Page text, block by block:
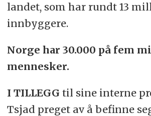
landet, som har rundt 13
innbyggere.
Norge har 30.000 på fem
mennesker.
I TILLEGG til sine interne
Tsjad preget av å befinne